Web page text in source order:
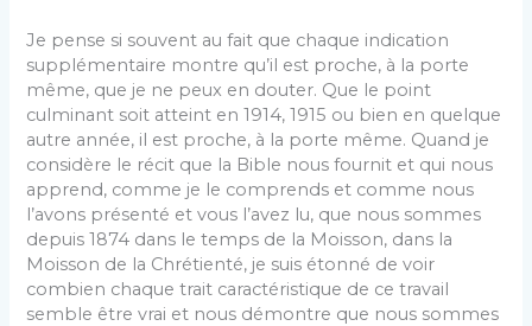
Je pense si souvent au fait que chaque indication
supplémentaire montre qu’il est proche, à la porte
même, que je ne peux en douter. Que le point
culminant soit atteint en 1914, 1915 ou bien en quelque
autre année, il est proche, à la porte même. Quand je
considère le récit que la Bible nous fournit et qui nous
apprend, comme je le comprends et comme nous
l’avons présenté et vous l’avez lu, que nous sommes
depuis 1874 dans le temps de la Moisson, dans la
Moisson de la Chrétienté, je suis étonné de voir
combien chaque trait caractéristique de ce travail
semble être vrai et nous démontre que nous sommes